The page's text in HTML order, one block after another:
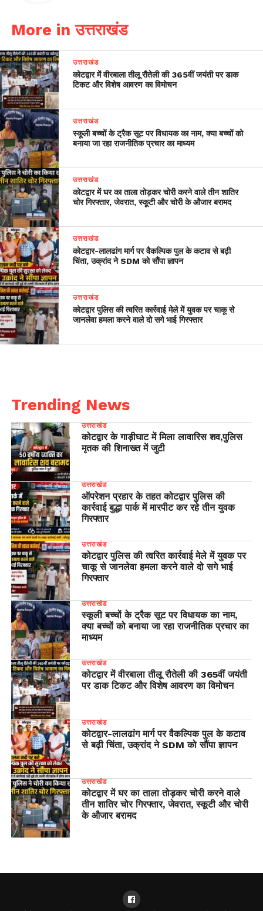
More in उत्तराखंड
उत्तराखंड
कोटद्वार में वीरबाला तीलू रौतेली की 365वीं जयंती पर डाक
टिकट और विशेष आवरण का विमोचन
उत्तराखंड
स्कूली बच्चों के ट्रैक सूट पर विधायक का नाम, क्या बच्चों को
बनाया जा रहा राजनीतिक प्रचार का माध्यम
उत्तराखंड
कोटद्वार में घर का ताला तोड़कर चोरी करने वाले तीन शातिर
चोर गिरफ्तार, जेवरात, स्कूटी और चोरी के औजार बरामद
उत्तराखंड
​कोटद्वार-लालढांग मार्ग पर वैकल्पिक पुल के कटाव से बढ़ी
चिंता, उक्रांद ने SDM को सौंपा ज्ञापन
उत्तराखंड
कोटद्वार पुलिस की त्वरित कार्रवाई मेले में युवक पर चाकू से
जानलेवा हमला करने वाले दो सगे भाई गिरफ्तार
Trending News
उत्तराखंड
कोटद्वार के गाड़ीघाट में मिला लावारिस शव,पुलिस
मृतक की शिनाख्त में जुटी
उत्तराखंड
ऑपरेशन प्रहार के तहत कोटद्वार पुलिस की
कार्रवाई बुद्धा पार्क में मारपीट कर रहे तीन युवक
गिरफ्तार
उत्तराखंड
कोटद्वार पुलिस की त्वरित कार्रवाई मेले में युवक पर
चाकू से जानलेवा हमला करने वाले दो सगे भाई
गिरफ्तार
उत्तराखंड
स्कूली बच्चों के ट्रैक सूट पर विधायक का नाम,
क्या बच्चों को बनाया जा रहा राजनीतिक प्रचार का
माध्यम
उत्तराखंड
कोटद्वार में वीरबाला तीलू रौतेली की 365वीं जयंती
पर डाक टिकट और विशेष आवरण का विमोचन
उत्तराखंड
​कोटद्वार-लालढांग मार्ग पर वैकल्पिक पुल के कटाव
से बढ़ी चिंता, उक्रांद ने SDM को सौंपा ज्ञापन
उत्तराखंड
कोटद्वार में घर का ताला तोड़कर चोरी करने वाले
तीन शातिर चोर गिरफ्तार, जेवरात, स्कूटी और चोरी
के औजार बरामद